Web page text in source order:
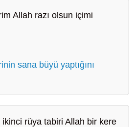
Allah razı olsun içimi
sana büyü yaptığını
rüya tabiri Allah bir kere